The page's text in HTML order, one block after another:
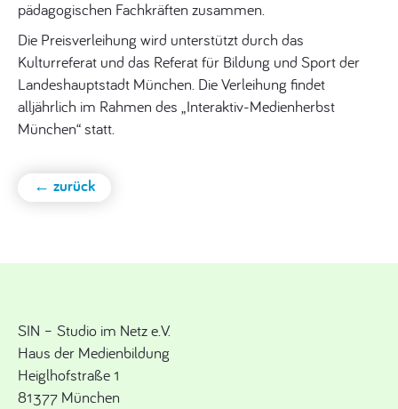
pädagogischen Fachkräften zusammen.
Die Preisverleihung wird unterstützt durch das
Kulturreferat und das Referat für Bildung und Sport der
Landeshauptstadt München. Die Verleihung findet
alljährlich im Rahmen des „Interaktiv-Medienherbst
München“ statt.
← zurück
SIN – Studio im Netz e.V.
Haus der Medienbildung
Heiglhofstraße 1
81377 München